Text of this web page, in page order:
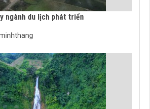
ngành du lịch phát triển